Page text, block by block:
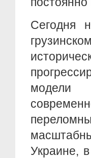
Сегодня
модели
Украине,